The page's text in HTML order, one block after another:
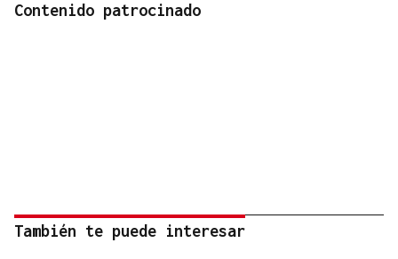
Contenido patrocinado
También te puede interesar